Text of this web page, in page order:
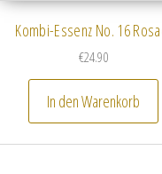
Kombi-Essenz No. 16
€24.90
In den Warenkorb